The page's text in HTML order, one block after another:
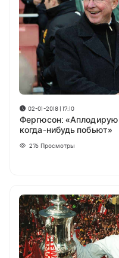
02-01-2018 | 17:10
Фергюсон: «Аплодирую
когда-нибудь побьют»
276 Просмотры